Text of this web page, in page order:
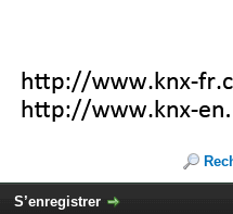
S’enregistrer